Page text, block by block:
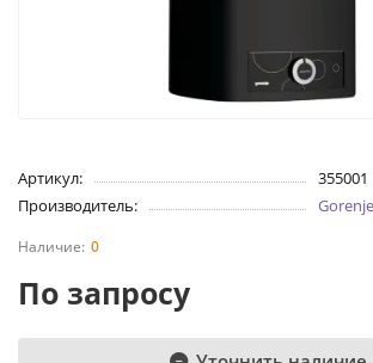
Артикул:
355001
Производитель:
Gorenje
0
По запросу